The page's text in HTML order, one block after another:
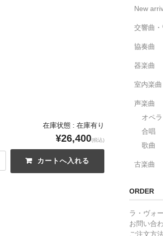
在庫状態 : 在庫有り
¥26,400(税込)
New
交響曲
協奏曲
器楽曲
室内楽曲
声楽曲
オペラ
合唱
歌曲
古楽曲
ORDER
ラ・ヴォ
お問い合
ご注文方